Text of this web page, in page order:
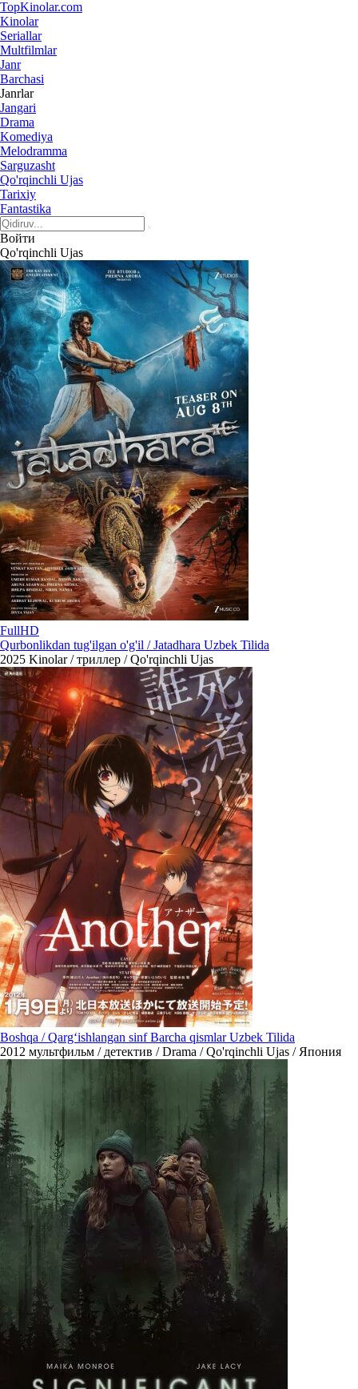
TopKinolar.com
Kinolar
Seriallar
Multfilmlar
Janr
Barchasi
Janrlar
Jangari
Drama
Komediya
Melodramma
Sarguzasht
Qo'rqinchli Ujas
Tarixiy
Fantastika
Войти
Qo'rqinchli Ujas
FullHD
Qurbonlikdan tug'ilgan o'g'il / Jatadhara Uzbek Tilida
2025 Kinolar / триллер / Qo'rqinchli Ujas
Boshqa / Qarg‘ishlangan sinf Barcha qismlar Uzbek Tilida
2012 мультфильм / детектив / Drama / Qo'rqinchli Ujas / Япония